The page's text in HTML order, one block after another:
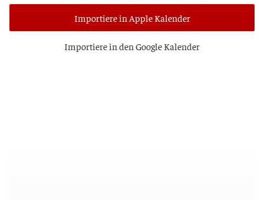
Importiere in Apple Kalender
Impor­tie­re in den Goog­le Kalender